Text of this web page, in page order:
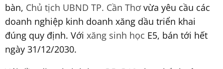
bàn, Chủ tịch UBND TP. Cần Thơvừa yêu cầu các
doanh nghiệp kinh doanh xăng dầu triển khai
đúng quy định. Với xăng sinh học E5, bán tới hết
ngày 31/12/2030.